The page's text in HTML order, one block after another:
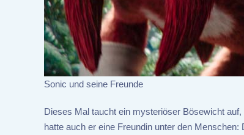
Sonic und seine Freunde
Dieses Mal taucht ein mysteriöser Bösewicht
hatte auch er eine Freundin unter den